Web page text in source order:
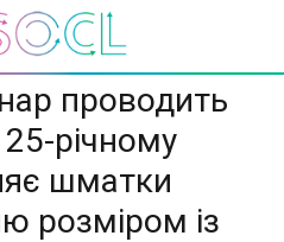
проводить
річному
шматки
розміром із